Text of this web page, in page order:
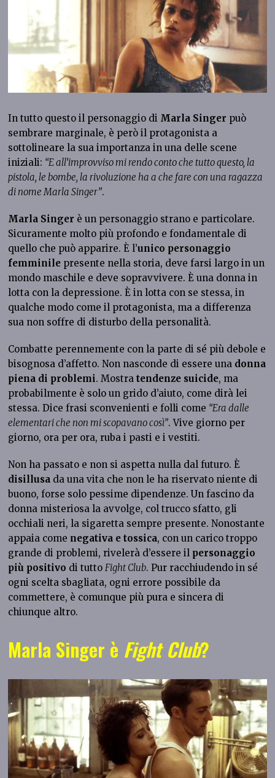
In tutto questo il personaggio di Marla Singer può
sembrare marginale, è però il protagonista a
sottolineare la sua importanza in una delle scene
iniziali: “E all’improvviso mi rendo conto che tutto questo, la
pistola, le bombe, la rivoluzione ha a che fare con una ragazza
di nome Marla Singer”.
Marla Singer è un personaggio strano e particolare.
Sicuramente molto più profondo e fondamentale di
quello che può apparire. È l’unico personaggio
femminile presente nella storia, deve farsi largo in un
mondo maschile e deve sopravvivere. È una donna in
lotta con la depressione. È in lotta con se stessa, in
qualche modo come il protagonista, ma a differenza
sua non soffre di disturbo della personalità.
Combatte perennemente con la parte di sé più debole e
bisognosa d’affetto. Non nasconde di essere una donna
piena di problemi. Mostratendenze suicide, ma
probabilmente è solo un grido d’aiuto, come dirà lei
stessa. Dice frasi sconvenienti e folli come “Era dalle
elementari che non mi scopavano così”. Vive giorno per
giorno, ora per ora, ruba i pasti e i vestiti.
Non ha passato e non si aspetta nulla dal futuro. È
disillusa da una vita che non le ha riservato niente di
buono, forse solo pessime dipendenze. Un fascino da
donna misteriosa la avvolge, col trucco sfatto, gli
occhiali neri, la sigaretta sempre presente. Nonostante
appaia come negativa e tossica, con un carico troppo
grande di problemi, rivelerà d’essere il personaggio
più positivo di tutto Fight Club. Pur racchiudendo in sé
ogni scelta sbagliata, ogni errore possibile da
commettere, è comunque più pura e sincera di
chiunque altro.
Marla Singer è Fight Club?